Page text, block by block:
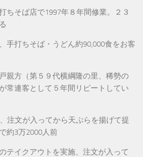
ちそば店で1997年８年間修業。２３
手打ちそば・うどん約90,000食をお客
親方（第５９代横綱隆の里、稀勢の
常連客として５年間リピートしてい
注文が入ってから天ぷらを揚げて提
約3万2000人前
テイクアウトを実施、注文が入って